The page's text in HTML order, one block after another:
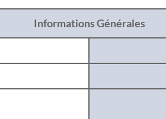
Informations Générales